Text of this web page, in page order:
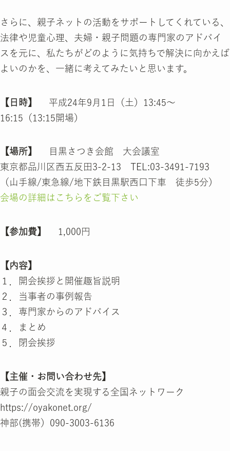
さらに、親子ネットの活動をサポートしてくれている、
法律や児童心理、夫婦・親子問題の専門家のアドバイ
スを元に、私たちがどのように気持ちで解決に向かえば
よいのかを、一緒に考えてみたいと思います。
【日時】
平成24年9月1日（土）13:45～
16:15（13:15開場）
【場所】
目黒さつき会館 大会議室
東京都品川区西五反田3-2-13 TEL:03-3491-7193
（山手線/東急線/地下鉄目黒駅西口下車 徒歩5分）
会場の詳細はこちらをご覧下さい
【参加費】 1,000円
【内容】
１．開会挨拶と開催趣旨説明
２．当事者の事例報告
３．専門家からのアドバイス
４．まとめ
５．閉会挨拶
【主催・お問い合わせ先】
親子の面会交流を実現する全国ネットワーク
https://oyakonet.org/
神部(携帯）090-3003-6136